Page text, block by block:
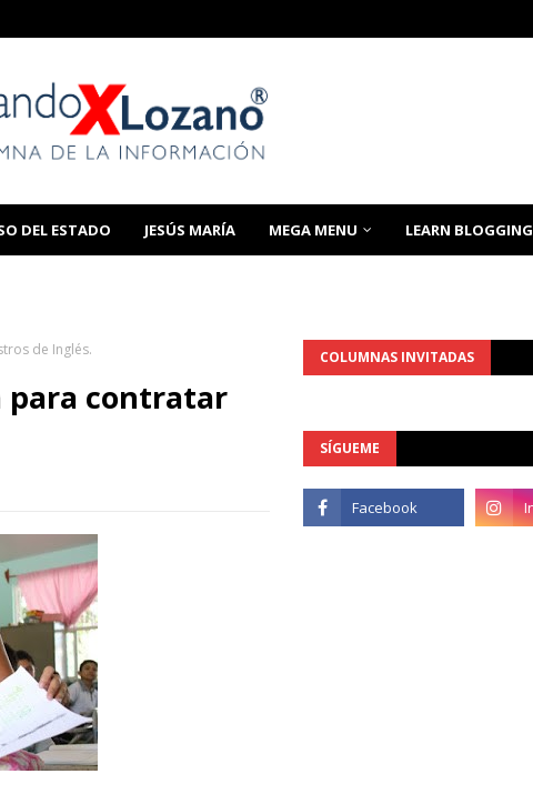
DEL ESTADO JESÚS MARÍA MEGA MENU LEARN BLOGGING
de Inglés.
para contratar
COLUMNAS INVITADAS
SÍGUEME